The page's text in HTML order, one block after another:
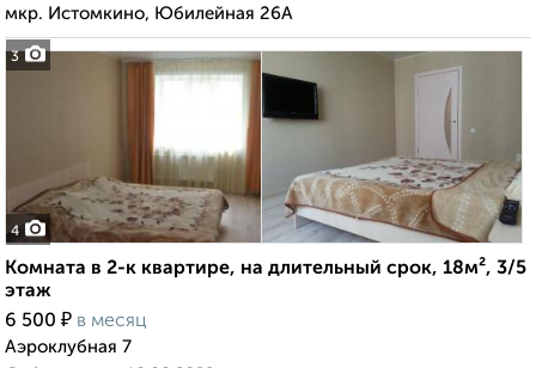
3
мкр. Истомкино, Юбилейная 26А
4
Комната в 2-к квартире, на длительный срок, 18м², 3/5
этаж
6 500 ₽ в месяц
Аэроклубная 7